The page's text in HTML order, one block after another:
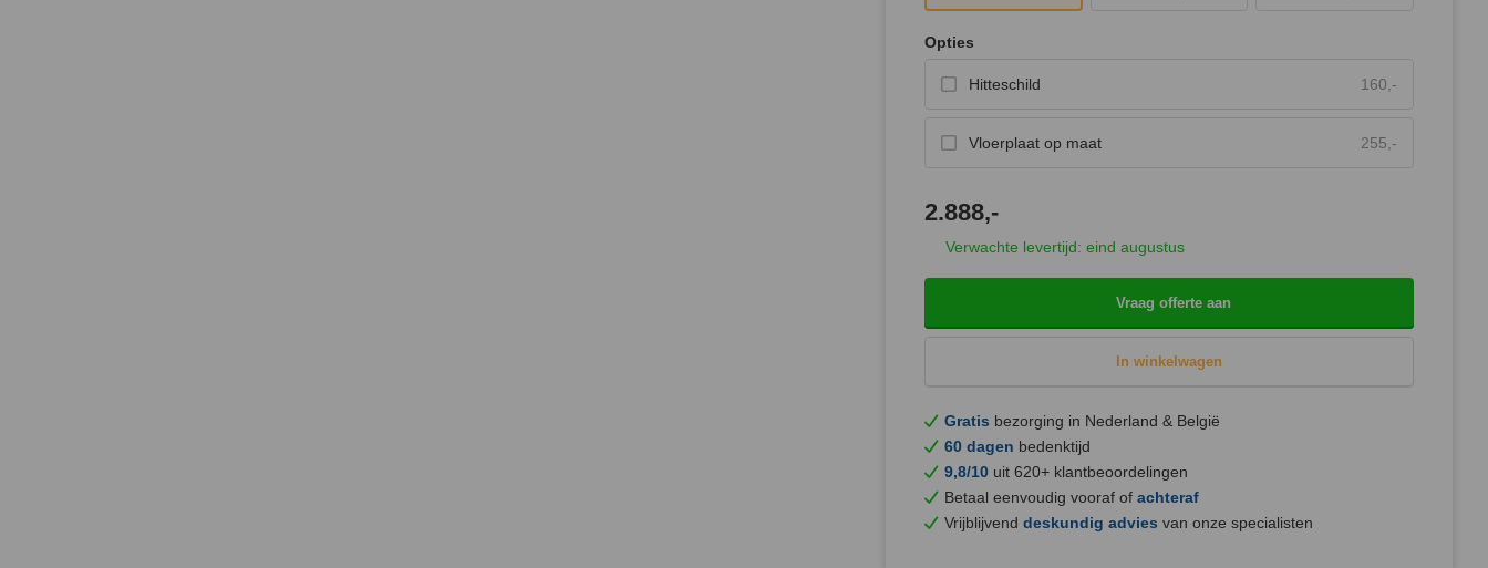
Opties
Hitteschild 160,-
Vloerplaat op maat 255,-
2.888,-
Verwachte levertijd: eind augustus
Vraag offerte aan
In winkelwagen
Gratis bezorging in Nederland & België
60 dagen bedenktijd
9,8/10 uit 620+ klantbeoordelingen
Betaal eenvoudig vooraf of achteraf
Vrijblijvend deskundig advies van onze specialisten